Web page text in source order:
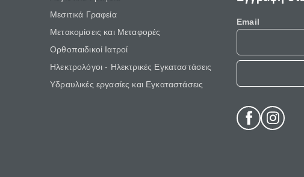
Μεσιτικά Γραφεία
Μετακομίσεις και Μεταφορές
Ορθοπαιδικοί Ιατροί
Ηλεκτρολόγοι - Ηλεκτρικές Εγκαταστάσεις
Υδραυλικές εργασίες και Εγκαταστάσεις
Email